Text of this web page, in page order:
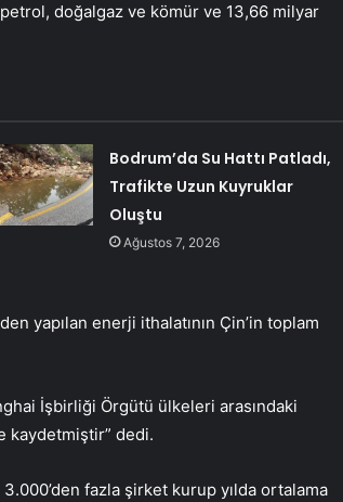
doğalgaz ve kömür ve 13,66 milyar
Bodrum’da Su Hattı Patladı,
Trafikte Uzun Kuyruklar
Oluştu
Ağustos 7, 2026
yapılan enerji ithalatının Çin’in toplam
İşbirliği Örgütü ülkeleri arasındaki
kaydetmiştir” dedi.
fazla şirket kurup yılda ortalama